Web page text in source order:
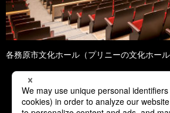
各務原市文化ホール（プリニーの文化ホール
1 2 3 4